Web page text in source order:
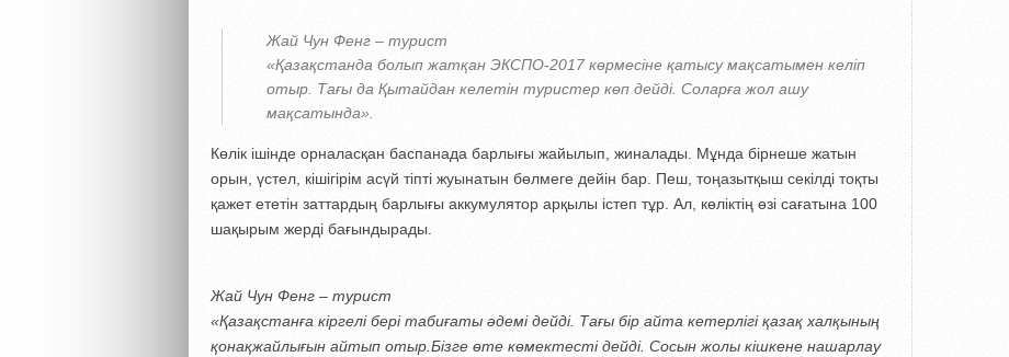
Жай Чун Фенг – турист
«Қазақстанда болып жатқан ЭКСПО-2017 көрмесіне қатысу мақсатымен келіп
отыр. Тағы да Қытайдан келетін туристер көп дейді. Соларға жол ашу
мақсатында».
Көлік ішінде орналасқан баспанада барлығы жайылып, жиналады. Мұнда бірнеше жатын
орын, үстел, кішігірім асүй тіпті жуынатын бөлмеге дейін бар. Пеш, тоңазытқыш секілді тоқты
қажет ететін заттардың барлығы аккумулятор арқылы істеп тұр. Ал, көліктің өзі сағатына 100
шақырым жерді бағындырады.
Жай Чун Фенг – турист
«Қазақстанға кіргелі бері табиғаты әдемі дейді. Тағы бір айта кетерлігі қазақ халқының
қонақжайлығын айтып отыр.Бізге өте көмектесті дейді. Сосын жолы кішкене нашарлау